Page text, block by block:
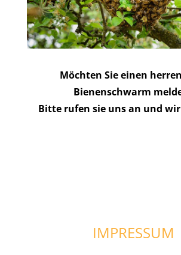
Möchten Sie einen
Bienenschwarm
Bitte rufen sie uns an und
IMPRESSUM